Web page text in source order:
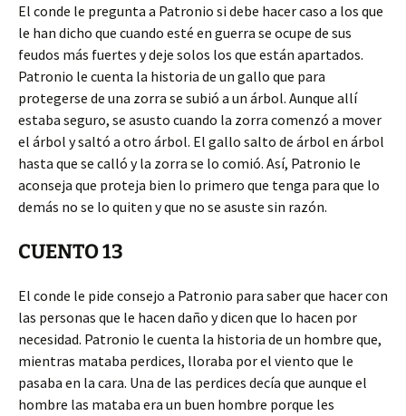
El conde le pregunta a Patronio si debe hacer caso a los que
le han dicho que cuando esté en guerra se ocupe de sus
feudos más fuertes y deje solos los que están apartados.
Patronio le cuenta la historia de un gallo que para
protegerse de una zorra se subió a un árbol. Aunque allí
estaba seguro, se asusto cuando la zorra comenzó a mover
el árbol y saltó a otro árbol. El gallo salto de árbol en árbol
hasta que se calló y la zorra se lo comió. Así, Patronio le
aconseja que proteja bien lo primero que tenga para que lo
demás no se lo quiten y que no se asuste sin razón.
CUENTO 13
El conde le pide consejo a Patronio para saber que hacer con
las personas que le hacen daño y dicen que lo hacen por
necesidad. Patronio le cuenta la historia de un hombre que,
mientras mataba perdices, lloraba por el viento que le
pasaba en la cara. Una de las perdices decía que aunque el
hombre las mataba era un buen hombre porque les